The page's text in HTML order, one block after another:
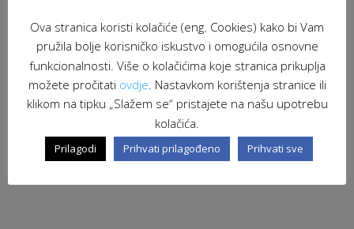
Ova stranica koristi kolačiće (eng. Cookies) kako bi Vam
pružila bolje korisničko iskustvo i omogućila osnovne
funkcionalnosti. Više o kolačićima koje stranica prikuplja
možete pročitati ovdje. Nastavkom korištenja stranice ili
klikom na tipku „Slažem se“ pristajete na našu upotrebu
kolačića.
Prilagodi Prihvati prilagođeno Prihvati sve